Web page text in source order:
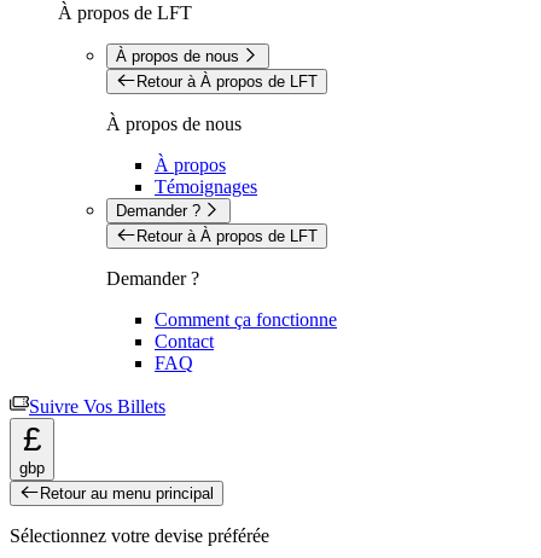
À propos de LFT
À propos de nous
Retour à À propos de LFT
À propos de nous
À propos
Témoignages
Demander ?
Retour à À propos de LFT
Demander ?
Comment ça fonctionne
Contact
FAQ
Suivre Vos Billets
£
gbp
Retour au menu principal
Sélectionnez votre devise préférée